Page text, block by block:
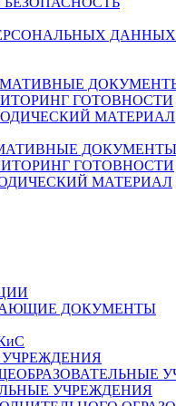
ДАННЫХ
ГОТОВНОСТИ
МАТЕРИАЛ
ДОКУМЕНТЫ
ГОТОВНОСТИ
МАТЕРИАЛ
ДОКУМЕНТЫ
УЧРЕЖДЕНИЯ